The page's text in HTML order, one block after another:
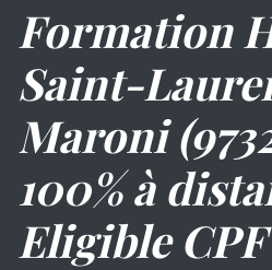
Formation
Saint-
Maroni
100% à
Eligible CPF